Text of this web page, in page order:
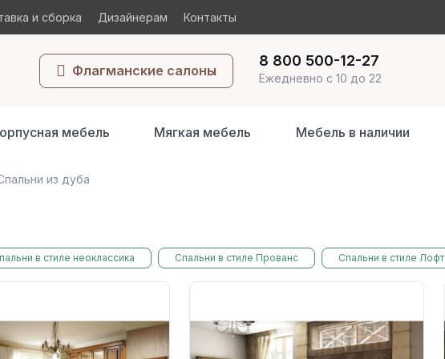
и сборка Дизайнерам Контакты
Флагманские салоны
8 800 500-12-27
Ежедневно с 10 до 22
мебель Мягкая мебель Мебель в наличии
из дуба
в стиле неоклассика Спальни в стиле Прованс Спальни в стиле Лофт